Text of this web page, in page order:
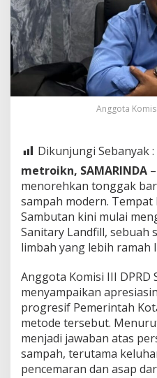
Anggota
Dikunjungi Sebanyak :
metroikn, SAMARINDA
menorehkan tonggak
sampah modern. Tempat
Sambutan kini mulai
Sanitary Landfill, sebuah
limbah yang lebih
Anggota Komisi III DPRD
menyampaikan
progresif Pemerintah
metode tersebut.
menjadi jawaban atas
sampah, terutama
pencemaran dan asap